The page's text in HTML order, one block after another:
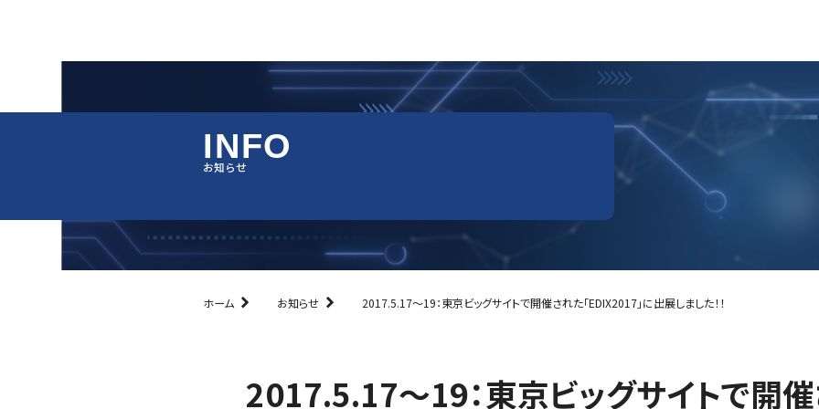
INFO
ホーム お知らせ 2017.5.17～19：東京ビッグサイトで開催された「EDIX2017」に出展しました！！
2017.5.17～19：東京ビッグサイトで開